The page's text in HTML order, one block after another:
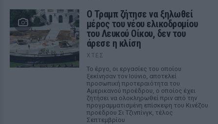
Ο Τραμπ ζήτησε να ξηλωθεί
μέρος του νέου ελικοδρομίου
του Λευκού Οίκου, δεν του
άρεσε η κλίση
ΧΤΕΣ
Το έργο, οι εργασίες του οποίου
ξεκίνησαν τον Ιούνιο, αποτελεί
προσωπική προτεραιότητα του
Αμερικανού προέδρου, ο οποίος έχει
ζητήσει να ολοκληρωθεί πριν από την
προγραμματισμένη επίσκεψη του Κινέζου
προέδρου Σι Τζινπίνγκ, τέλος
Σεπτεμβρίου